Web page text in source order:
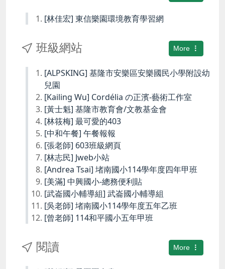
[林佳宏] 東信樂園環境教育學習網
More
班級網站
[ALPSKING] 基隆市安樂區安樂國民小學附設幼
兒園
[Kailing Wu] Cordélia の正濱-藝術工作室
[黃士魁] 基隆市教育會/文教基金會
[林筱梅] 最可愛的403
[中和午餐] 午餐報報
[張老師] 603班級網頁
[林志民] Jweb小站
[Andrea Tsai] 堵南國小114學年度四年甲班
[美滿] 中興國小-總務便利貼
[武崙國小輔導組] 武崙國小輔導組
[吳老師] 堵南國小114學年度五年乙班
[曾老師] 114和平國小五年甲班
More
閱讀